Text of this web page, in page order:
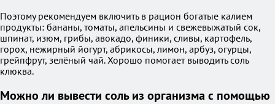
Поэтому рекомендуем включить в рацион богатые калием
продукты: бананы, томаты, апельсины и свежевыжатый сок,
шпинат, изюм, грибы, авокадо, финики, сливы, картофель,
горох, нежирный йогурт, абрикосы, лимон, арбуз, огурцы,
грейпфрут, зелёный чай. Хорошо помогает выводить соль
клюква.
Можно ли вывести соль из организма с помощью